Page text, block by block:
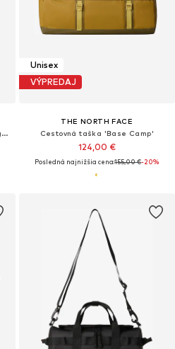
Cestovná taška 'Base Camp Voyager'
Unisex
VÝPREDAJ
THE NORTH FACE
Cestovná taška 'Base Camp'
124,00 €
Posledná najnižšia cena:155,00 €-20%